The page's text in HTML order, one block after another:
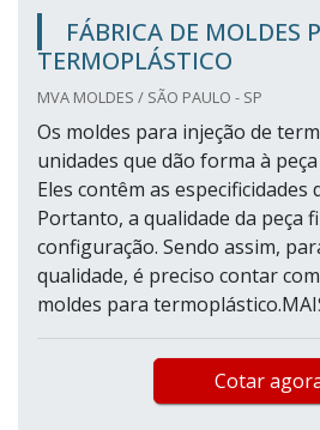
FÁBRICA DE MOLDES
TERMOPLÁSTICO
MVA MOLDES / SÃO PAULO - SP
Os moldes para injeção de
unidades que dão forma à
Eles contêm as especificidades
Portanto, a qualidade da peça
configuração. Sendo assim,
qualidade, é preciso contar
moldes para
Cotar